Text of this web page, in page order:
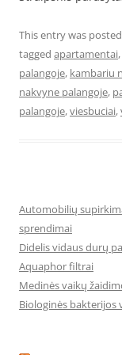
This entry was
tagged apartamentai,
palangoje, kambariu
nakvyne palangoje,
palangoje,viesbuciai,
Automobilių
sprendimai
Didelis vidaus durų
Aquaphor filtrai
Medinės vaikų
Biologinės bakterijos